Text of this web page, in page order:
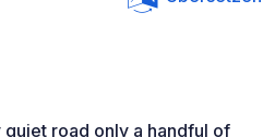
road only a handful of